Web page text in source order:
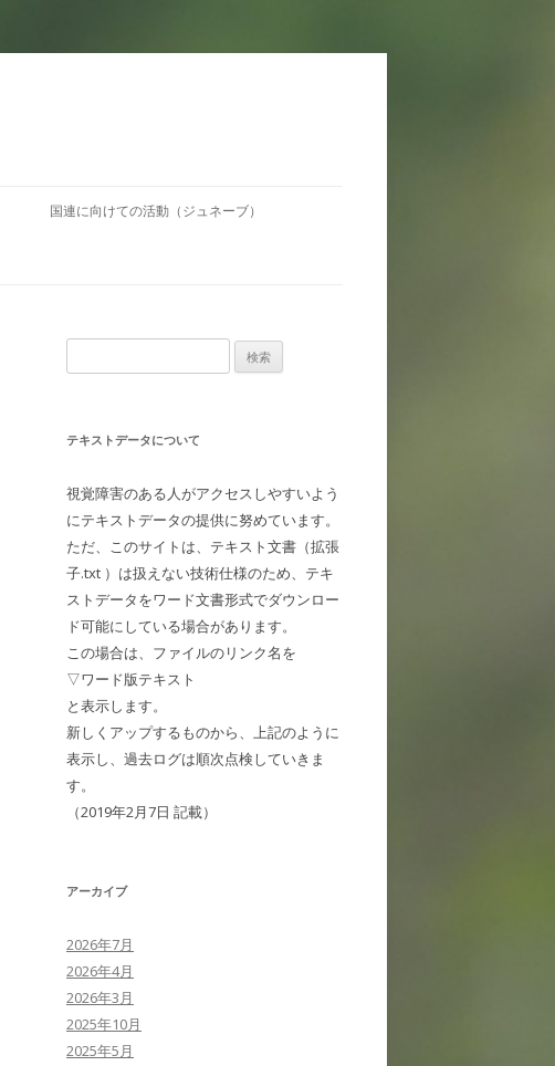
国連に向けての活動（ジュネーブ）
索:
テキストデータについて
視覚障害のある人がアクセスしやすいよう
にテキストデータの提供に努めています。
ただ、このサイトは、テキスト文書（拡張
子.txt ）は扱えない技術仕様のため、テキ
ストデータをワード文書形式でダウンロー
ド可能にしている場合があります。
この場合は、ファイルのリンク名を
▽ワード版テキスト
と表示します。
新しくアップするものから、上記のように
表示し、過去ログは順次点検していきま
す。
（2019年2月7日 記載）
アーカイブ
2026年7月
2026年4月
2026年3月
2025年10月
2025年5月